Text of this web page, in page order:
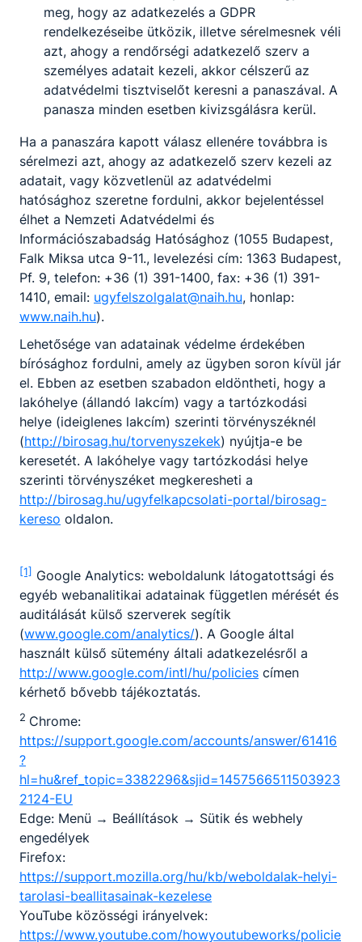
meg, hogy az adatkezelés a GDPR
rendelkezéseibe ütközik, illetve sérelmesnek véli
azt, ahogy a rendőrségi adatkezelő szerv a
személyes adatait kezeli, akkor célszerű az
adatvédelmi tisztviselőt keresni a panaszával. A
panasza minden esetben kivizsgálásra kerül.
Ha a panaszára kapott válasz ellenére továbbra is
sérelmezi azt, ahogy az adatkezelő szerv kezeli az
adatait, vagy közvetlenül az adatvédelmi
hatósághoz szeretne fordulni, akkor bejelentéssel
élhet a Nemzeti Adatvédelmi és
Információszabadság Hatósághoz (1055 Budapest,
Falk Miksa utca 9-11., levelezési cím: 1363 Budapest,
Pf. 9, telefon: +36 (1) 391-1400, fax: +36 (1) 391-
1410, email: ugyfelszolgalat@naih.hu, honlap:
www.naih.hu).
Lehetősége van adatainak védelme érdekében
bírósághoz fordulni, amely az ügyben soron kívül jár
el. Ebben az esetben szabadon eldöntheti, hogy a
lakóhelye (állandó lakcím) vagy a tartózkodási
helye (ideiglenes lakcím) szerinti törvényszéknél
(http://birosag.hu/torvenyszekek) nyújtja-e be
keresetét. A lakóhelye vagy tartózkodási helye
szerinti törvényszéket megkeresheti a
http://birosag.hu/ugyfelkapcsolati-portal/birosag-
kereso oldalon.
[1] Google Analytics: weboldalunk látogatottsági és
egyéb webanalitikai adatainak független mérését és
auditálását külső szerverek segítik
(www.google.com/analytics/). A Google által
használt külső sütemény általi adatkezelésről a
http://www.google.com/intl/hu/policies címen
kérhető bővebb tájékoztatás.
2 Chrome:
https://support.google.com/accounts/answer/61416
?
hl=hu&ref_topic=3382296&sjid=1457566511503923
2124-EU
Edge: Menü → Beállítások → Sütik és webhely
engedélyek
Firefox:
https://support.mozilla.org/hu/kb/weboldalak-helyi-
tarolasi-beallitasainak-kezelese
YouTube közösségi irányelvek:
https://www.youtube.com/howyoutubeworks/policie